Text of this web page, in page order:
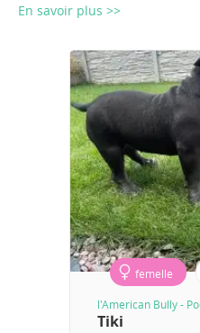
En savoir plus >>
femelle
l'American Bully -
Tiki